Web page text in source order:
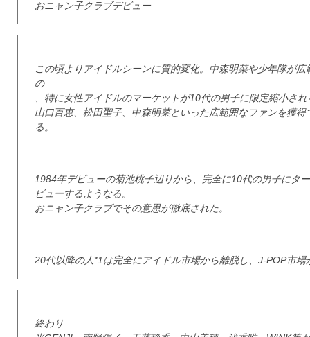
おニャン子クラブデビュー
この頃よりアイドルシーンに質的変化。中森明菜や少年隊が
の
、特に女性アイドルのマーケットが10代の男子に限定縮小さ
山口百恵、松田聖子、中森明菜といった広範囲なファンを獲
る。
1984年デビューの菊池桃子辺りから、完全に10代の男子にタ
ビューするようなる。
おニャン子クラブでその意思が徹底された。
20代以降の人*1は完全にアイドル市場から離脱し、J-POP市
終わり